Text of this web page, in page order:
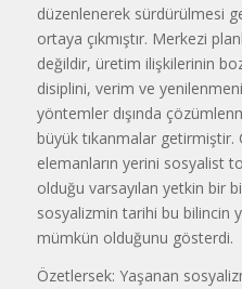
düzenlenerek sürdürülmesi
ortaya çıkmıştır. Merkezi
değildir, üretim ilişkilerinin
disiplini, verim ve
yöntemler dışında
büyük tıkanmalar
elemanların yerini sosyalist
olduğu varsayılan yetkin bir
sosyalizmin tarihi bu bilincin
mümkün olduğunu gösterdi.
Özetlersek: Yaşanan